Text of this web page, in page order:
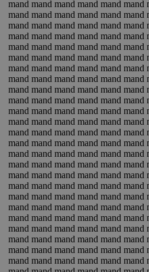
mand mand mand mand mand mand
mand mand mand mand mand mand
mand mand mand mand mand mand
mand mand mand mand mand mand
mand mand mand mand mand mand
mand mand mand mand mand mand
mand mand mand mand mand mand
mand mand mand mand mand mand
mand mand mand mand mand mand
mand mand mand mand mand mand
mand mand mand mand mand mand
mand mand mand mand mand mand
mand mand mand mand mand mand
mand mand mand mand mand mand
mand mand mand mand mand mand
mand mand mand mand mand mand
mand mand mand mand mand mand
mand mand mand mand mand mand
mand mand mand mand mand mand
mand mand mand mand mand mand
mand mand mand mand mand mand
mand mand mand mand mand mand
mand mand mand mand mand mand
mand mand mand mand mand mand
mand mand mand mand mand mand